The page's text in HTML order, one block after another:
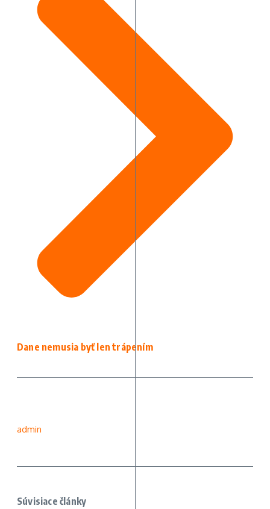
Dane nemusia byť len trápením
admin
Súvisiace články